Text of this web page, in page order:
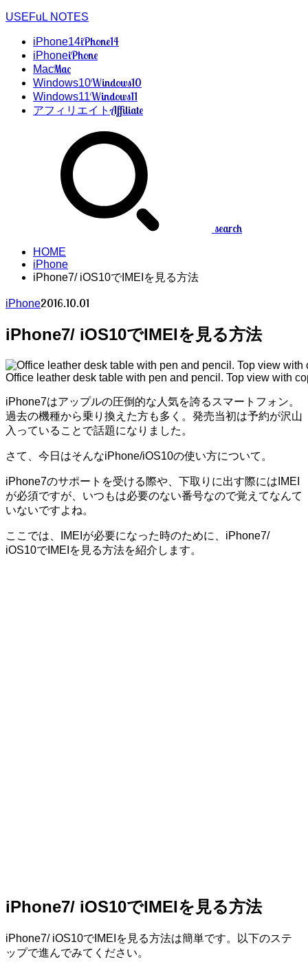
USEFuL NOTES
iPhone14iPhone14
iPhoneiPhone
MacMac
Windows10Windows10
Windows11Windows11
アフィリエイトAffiliate
search
HOME
iPhone
iPhone7/ iOS10でIMEIを見る方法
iPhone2016.10.01
iPhone7/ iOS10でIMEIを見る方法
Office leather desk table with pen and pencil. Top view with
iPhone7はアップルの圧倒的な人気を誇るスマートフォン。
過去の機種から乗り換えた方も多く。発売当初は予約が沢山
入っていることで話題になりました。
さて、今日はそんなiPhone/iOS10の使い方について。
iPhone7のサポートを受ける際や、下取りに出す際にはIMEI
が必須ですが、いつもは必要のない番号なので覚えてなんて
いないですよね。
ここでは、IMEIが必要になった時のために、iPhone7/
iOS10でIMEIを見る方法を紹介します。
iPhone7/ iOS10でIMEIを見る方法
iPhone7/ iOS10でIMEIを見る方法は簡単です。以下のステ
ップで進んでみてください。